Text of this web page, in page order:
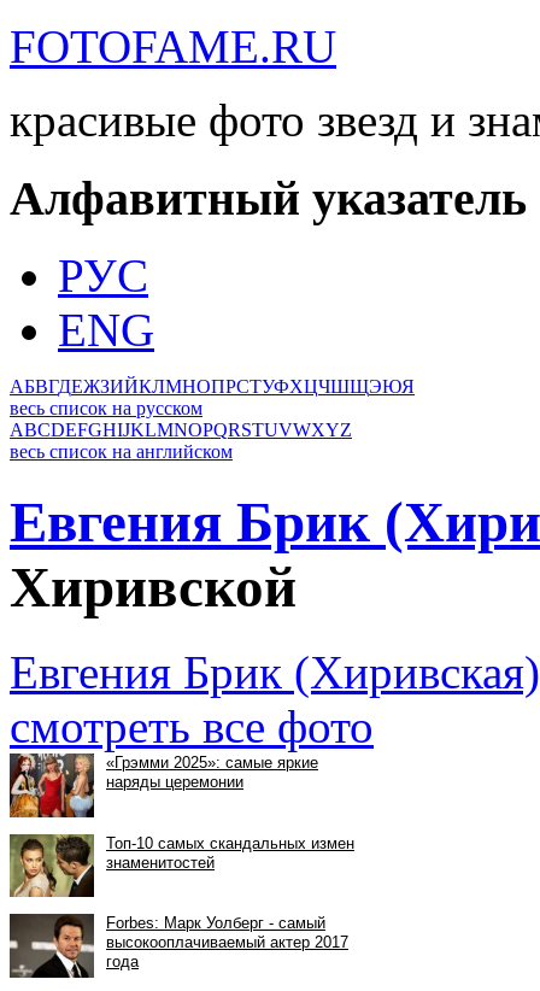
FOTOFAME.RU
красивые фото звезд и
Алфавитный указатель
РУС
ENG
АБВГДЕЖЗИЙКЛМНОПРСТУФХЦЧШЩЭЮЯ
весь список на русском
ABCDEFGHIJKLMNOPQRSTUVWXYZ
весь список на английском
Евгения Брик
Хиривской
Евгения Брик
смотреть все фото